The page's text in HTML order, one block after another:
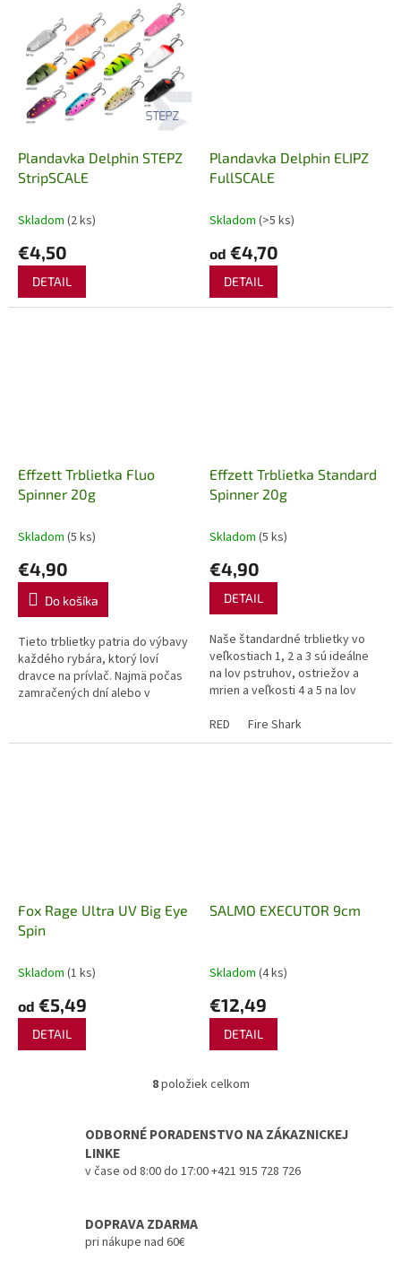
Plandavka Delphin STEPZ
StripSCALE
Skladom (2 ks)
€4,50
DETAIL
Plandavka Delphin ELIPZ
FullSCALE
Skladom (>5 ks)
od €4,70
DETAIL
Effzett Trblietka Fluo
Spinner 20g
Skladom (5 ks)
€4,90
Do košíka
Tieto trblietky patria do výbavy
každého rybára, ktorý loví
dravce na prívlač. Najmä počas
zamračených dní alebo v
úspechom...
Effzett Trblietka Standard
Spinner 20g
Skladom (5 ks)
€4,90
DETAIL
Naše štandardné trblietky vo
veľkostiach 1, 2 a 3 sú ideálne
na lov pstruhov, ostriežov a
mrien a veľkosti 4 a 5 na lov
hrdosťou môžeme povedať,
že...
RED Fire Shark
Fox Rage Ultra UV Big Eye
Spin
Skladom (1 ks)
od €5,49
DETAIL
SALMO EXECUTOR 9cm
Skladom (4 ks)
€12,49
DETAIL
O
l
á
a
8položiek celkom
ODBORNÉ PORADENSTVO NA ZÁKAZNICKEJ
LINKE
v čase od 8:00 do 17:00 +421 915 728 726
DOPRAVA ZDARMA
pri nákupe nad 60€